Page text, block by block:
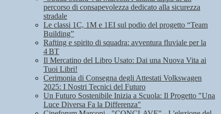
percorso di consapevolezza dedicato alla sicurezza
stradale
Le classi 1C, 1M e 1EI sul podio del progetto “Team
Building”
Rafting e spirito di squadra: avventura fluviale per la
4 BT
Il Mercatino del Libro Usato: Dai una Nuova Vita ai
Tuoi Libri!
Cerimonia di Consegna degli Attestati Volkswagen
2025: I Nostri Tecnici del Futuro
Un Futuro Sostenibile Inizia a Scuola: Il Progetto "Una
Luce Diversa Fa la Differenza"